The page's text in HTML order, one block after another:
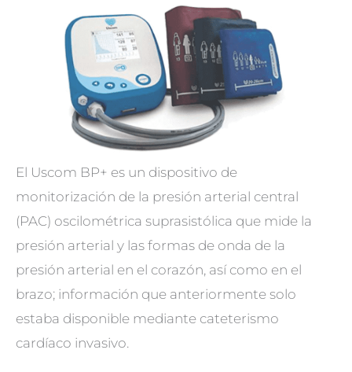
El Uscom BP+ es un dispositivo de
monitorización de la presión arterial central
(PAC) oscilométrica suprasistólica que mide la
presión arterial y las formas de onda de la
presión arterial en el corazón, así como en el
brazo; información que anteriormente solo
estaba disponible mediante cateterismo
cardíaco invasivo.